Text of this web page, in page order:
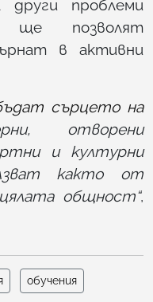
проблеми
ще позволят
в активни
сърцето на
отворени
и културни
както от
общност“,
обучения